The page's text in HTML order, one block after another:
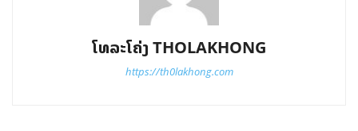
ໂທລະໂຄ່ງ THOLAKHONG
https://th0lakhong.com